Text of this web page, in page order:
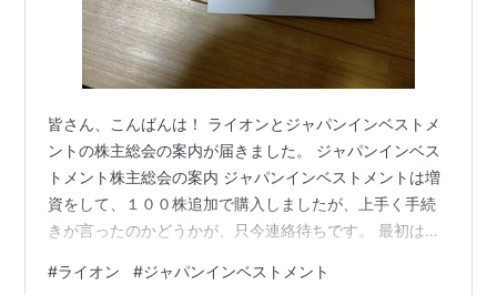
皆さん、こんばんは！ ライオンとジャパンインベストメ
ントの株主総会の案内が届きました。 ジャパンインベス
トメント株主総会の案内 ジャパンインベストメントは増
資をして、１００株追加で購入しましたが、上手く手続
きが言ったのかどうかが、只今連絡待ちです。 最初は含
含み損になってしまいました。 ライオンの株主総会の案
#ライオン #ジャパンインベストメント